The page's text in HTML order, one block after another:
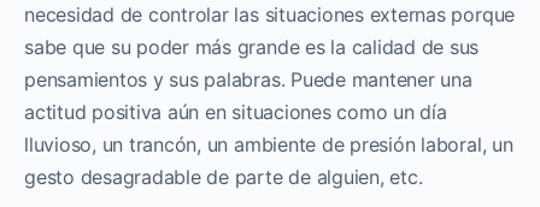
necesidad de controlar las situaciones externas porque
sabe que su poder más grande es la calidad de sus
pensamientos y sus palabras. Puede mantener una
actitud positiva aún en situaciones como un día
lluvioso, un trancón, un ambiente de presión laboral, un
gesto desagradable de parte de alguien, etc.